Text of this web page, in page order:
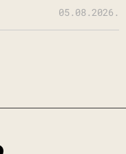
05.08.2026.